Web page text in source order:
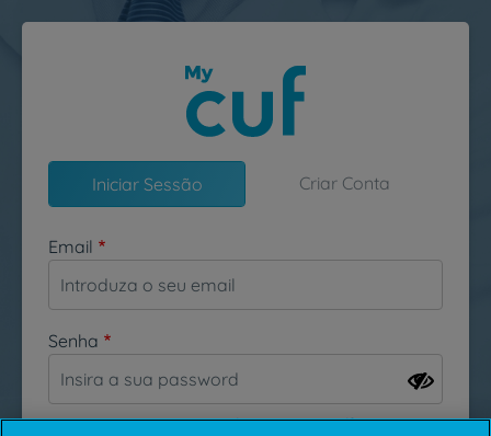
Passar para o conteúdo principal
Iniciar Sessão Criar Conta
Email
Senha
Esqueceu-se da sua password?